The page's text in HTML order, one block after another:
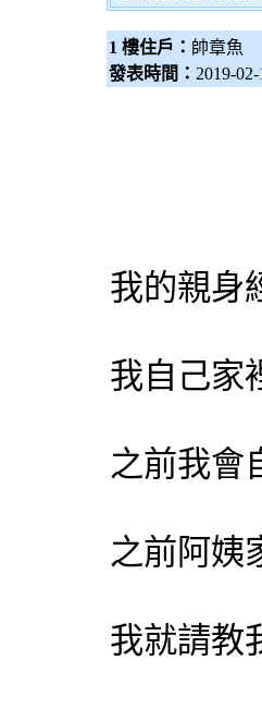
1 樓住戶： 帥章魚
發表時間： 2019-02-
我的親身
我自己家
之前我會
之前阿姨
我就請教